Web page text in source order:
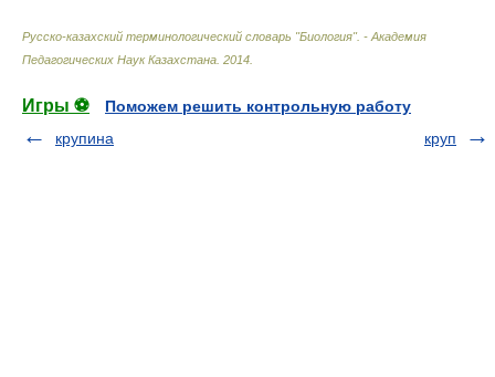
Русско-казахский терминологический словарь "Биология". - Академия
Педагогических Наук Казахстана 2014
Игры ⚽
Поможем решить контрольную работу
крупина
круп